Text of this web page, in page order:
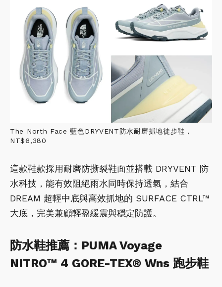
The North Face 藍色DRYVENT防水耐磨抓地徒步鞋，
NT$6,380
這款鞋款採用耐磨防撕裂鞋面並搭載 DRYVENT 防
水科技，能有效阻絕雨水同時保持透氣，結合
DREAM 超輕中底與高效抓地的 SURFACE CTRL™
大底，完美兼顧輕盈緩震與穩定防護。
防水鞋推薦：PUMA Voyage
NITRO™ 4 GORE-TEX® Wns 跑步鞋